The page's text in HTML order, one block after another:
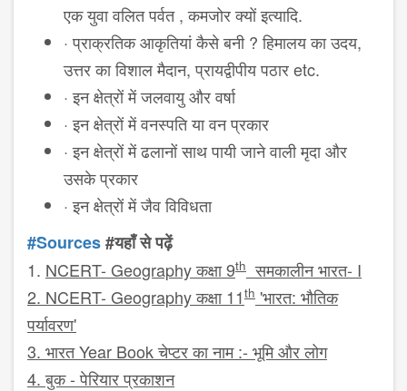
एक युवा वलित पर्वत , कमजोर क्यों इत्यादि.
·प्राक्रतिक आकृतियां कैसे बनी ? हिमालय का उदय,
उत्तर का विशाल मैदान, प्रायद्वीपीय पठार etc.
·इन क्षेत्रों में जलवायु और वर्षा
·इन क्षेत्रों में वनस्पति या वन प्रकार
·इन क्षेत्रों में ढलानों साथ पायी जाने वाली मृदा और
उसके प्रकार
·इन क्षेत्रों में जैव विविधता
#Sources#यहाँ से पढ़ें
1. NCERT- Geographyकक्षा9th समकालीन भारत- I
2. NCERT- Geographyकक्षा 11th 'भारत: भौतिक
पर्यावरण'
3. भारतYear Bookचेप्टर का नाम :- भूमि और लोग
4.बुक - पेरियार प्रकाशन